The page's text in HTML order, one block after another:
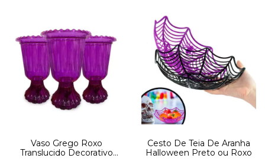
Vaso Grego Roxo
Translucido Decorativo
Cesto De Teia De Aranha
Halloween Preto ou Roxo